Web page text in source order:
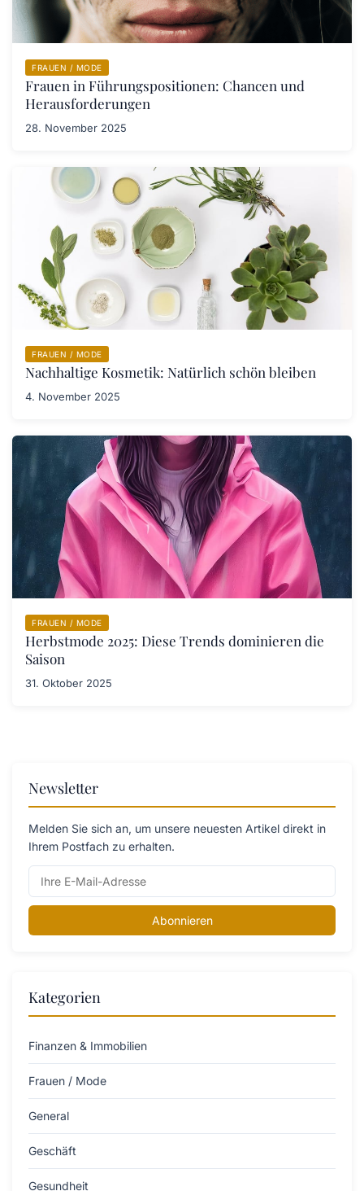
FRAUEN / MODE
Frauen in Führungspositionen: Chancen und
Herausforderungen
28. November 2025
FRAUEN / MODE
Nachhaltige Kosmetik: Natürlich schön bleiben
4. November 2025
FRAUEN / MODE
Herbstmode 2025: Diese Trends dominieren die
Saison
31. Oktober 2025
Newsletter
Melden Sie sich an, um unsere neuesten Artikel direkt in
Ihrem Postfach zu erhalten.
Abonnieren
Kategorien
Finanzen & Immobilien
Frauen / Mode
General
Geschäft
Gesundheit